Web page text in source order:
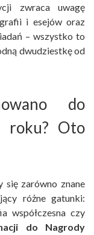
zwraca uwagę
i esejów oraz
– wszystko to
dwudziestkę od
do
roku? Oto
się zarówno znane
różne gatunki:
współczesna czy
do Nagrody